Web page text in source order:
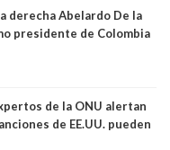
derecha Abelardo De la
presidente de Colombia
de la ONU alertan
de EE.UU. pueden